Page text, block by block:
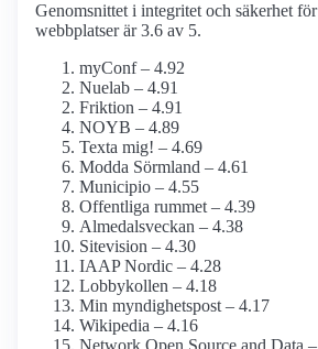
Genomsnittet i integritet och säkerhet
webbplatser är 3.6 av 5.
myConf – 4.92
Nuelab – 4.91
Friktion – 4.91
NOYB – 4.89
Texta mig! – 4.69
Modda Sörmland – 4.61
Municipio – 4.55
Offentliga rummet – 4.39
Almedalsveckan – 4.38
Sitevision – 4.30
IAAP Nordic – 4.28
Lobbykollen – 4.18
Min myndighets­post – 4.17
Wikipedia – 4.16
Network Open Source and Data